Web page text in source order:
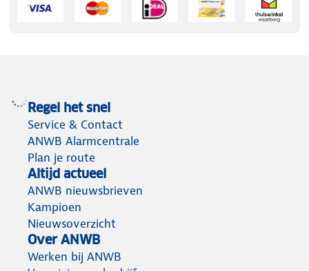
Regel het snel
Service & Contact
ANWB Alarmcentrale
Plan je route
Altijd actueel
ANWB nieuwsbrieven
Kampioen
Nieuwsoverzicht
Over ANWB
Werken bij ANWB